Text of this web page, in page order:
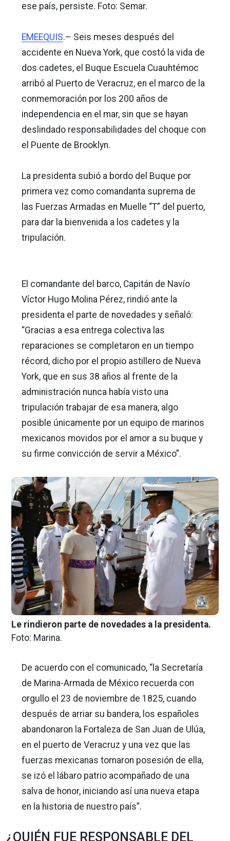
ese país, persiste. Foto: Semar.
EMEEQUIS.– Seis meses después del
accidente en Nueva York, que costó la vida de
dos cadetes, el Buque Escuela Cuauhtémoc
arribó al Puerto de Veracruz, en el marco de la
conmemoración por los 200 años de
independencia en el mar, sin que se hayan
deslindado responsabilidades del choque con
el Puente de Brooklyn.
La presidenta subió a bordo del Buque por
primera vez como comandanta suprema de
las Fuerzas Armadas en Muelle “T” del puerto,
para dar la bienvenida a los cadetes y la
tripulación.
El comandante del barco, Capitán de Navío
Víctor Hugo Molina Pérez, rindió ante la
presidenta el parte de novedades y señaló:
“Gracias a esa entrega colectiva las
reparaciones se completaron en un tiempo
récord, dicho por el propio astillero de Nueva
York, que en sus 38 años al frente de la
administración nunca había visto una
tripulación trabajar de esa manera, algo
posible únicamente por un equipo de marinos
mexicanos movidos por el amor a su buque y
su firme convicción de servir a México”.
Le rindieron parte de novedades a la presidenta.
Foto: Marina.
De acuerdo con el comunicado, “la Secretaría
de Marina-Armada de México recuerda con
orgullo el 23 de noviembre de 1825, cuando
después de arriar su bandera, los españoles
abandonaron la Fortaleza de San Juan de Ulúa,
en el puerto de Veracruz y una vez que las
fuerzas mexicanas tomaron posesión de ella,
se izó el lábaro patrio acompañado de una
salva de honor, iniciando así una nueva etapa
en la historia de nuestro país”.
¿QUIÉN FUE RESPONSABLE DEL